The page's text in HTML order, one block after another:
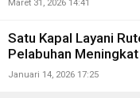
Maret 31, 2026 14:41
Satu Kapal Layani
Pelabuhan Meningkat
Januari 14, 2026 17:25